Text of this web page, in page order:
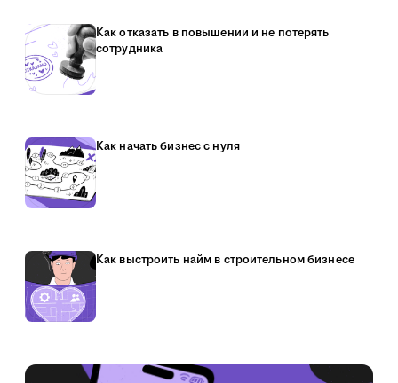
Как отказать в повышении и не потерять
сотрудника
Как начать бизнес с нуля
Как выстроить найм в строительном бизнесе